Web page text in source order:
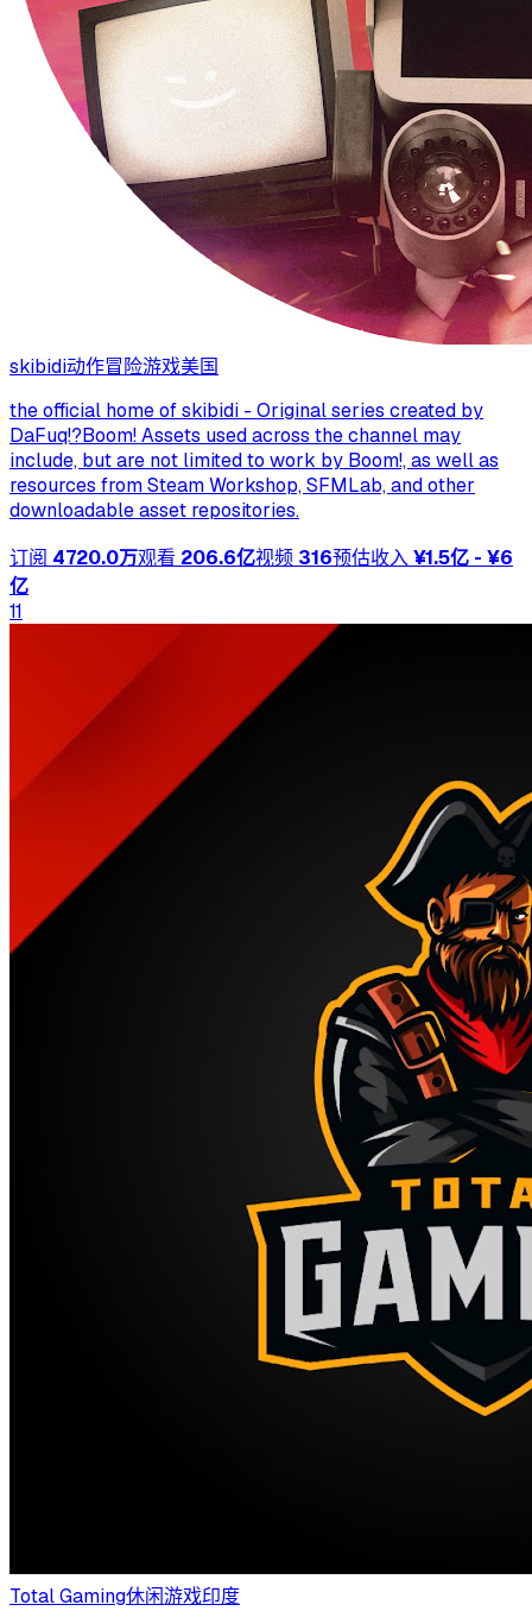
skibidi动作冒险游戏美国
the official home of skibidi - Original series created by
DaFuq!?Boom! Assets used across the channel may
include, but are not limited to work by Boom!, as well as
resources from Steam Workshop, SFMLab, and other
downloadable asset repositories.
订阅 4720.0万观看 206.6亿视频 316预估收入¥1.5亿 - ¥6
亿
11
Total Gaming休闲游戏印度